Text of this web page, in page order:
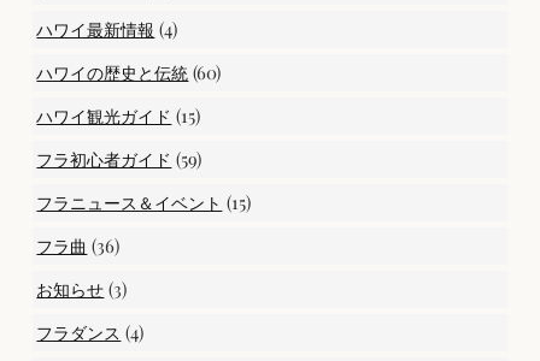
ハワイ最新情報 (4)
ハワイの歴史と伝統 (60)
ハワイ観光ガイド (15)
フラ初心者ガイド (59)
フラニュース＆イベント (15)
フラ曲 (36)
お知らせ (3)
フラダンス (4)